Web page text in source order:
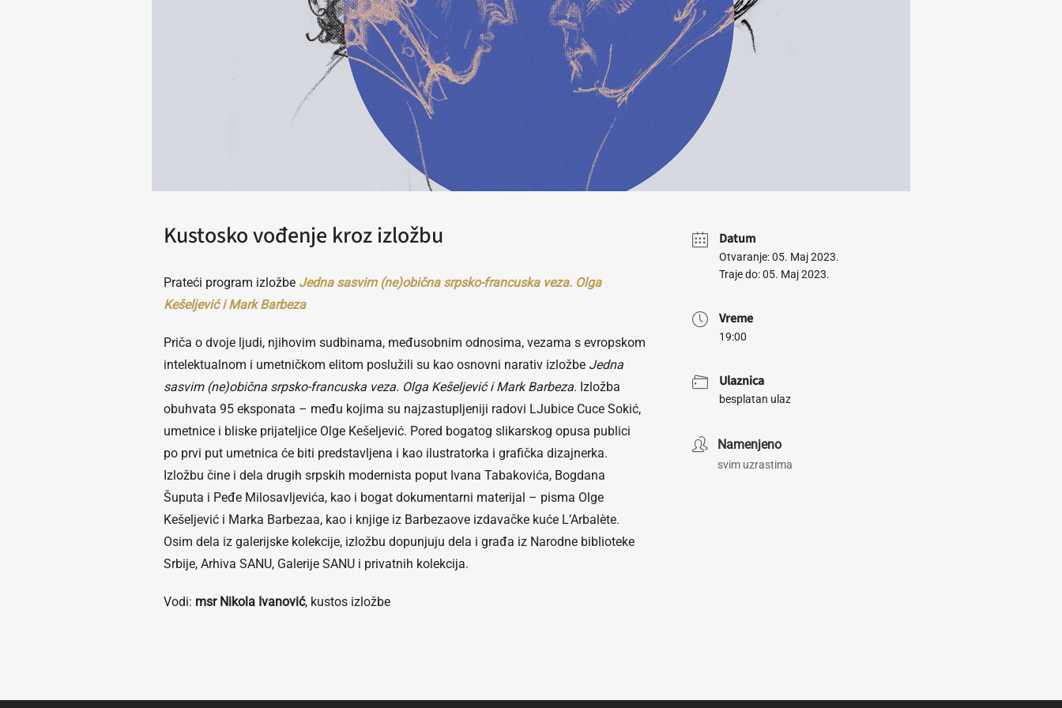
Kustosko vođenje kroz izložbu
Prateći program izložbe Jedna sasvim (ne)obična srpsko-francuska veza. Olga
Kešeljević i Mark Barbeza
Priča o dvoje ljudi, njihovim sudbinama, međusobnim odnosima, vezama s evropskom
intelektualnom i umetničkom elitom poslužili su kao osnovni narativ izložbe Jedna
sasvim (ne)obična srpsko-francuska veza. Olga Kešeljević i Mark Barbeza. Izložba
obuhvata 95 eksponata – među kojima su najzastupljeniji radovi LJubice Cuce Sokić,
umetnice i bliske prijateljice Olge Kešeljević. Pored bogatog slikarskog opusa publici
po prvi put umetnica će biti predstavljena i kao ilustratorka i grafička dizajnerka.
Izložbu čine i dela drugih srpskih modernista poput Ivana Tabakovića, Bogdana
Šuputa i Peđe Milosavljevića, kao i bogat dokumentarni materijal – pisma Olge
Kešeljević i Marka Barbezaa, kao i knjige iz Barbezaove izdavačke kuće L’Arbalète.
Osim dela iz galerijske kolekcije, izložbu dopunjuju dela i građa iz Narodne biblioteke
Srbije, Arhiva SANU, Galerije SANU i privatnih kolekcija.
Vodi: msr Nikola Ivanović, kustos izložbe
Datum
Otvaranje: 05. Maj 2023.
Traje do: 05. Maj 2023.
Vreme
19:00
Ulaznica
besplatan ulaz
Namenjeno
svim uzrastima